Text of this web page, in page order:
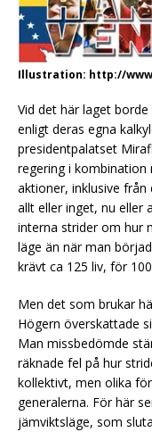
Illustration: http://
Vid det här laget
enligt deras egna
presidentpalatset
regering i kombination
aktioner, inklusive från
allt eller inget, nu eller
interna strider om hur
läge än när man
krävt ca 125 liv, för
Men det som brukar
Högern överskattade
Man missbedömde
räknade fel på hur
kollektivt, men olika
generalerna. För här
jämviktsläge, som